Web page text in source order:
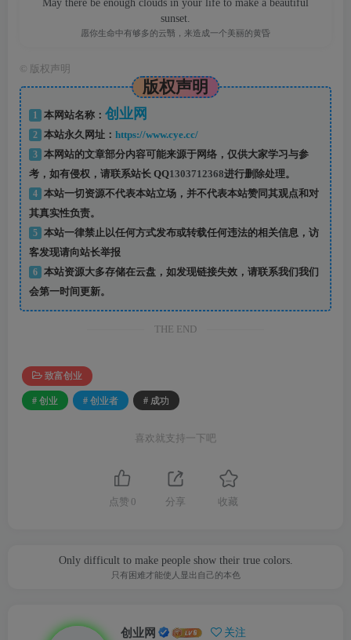
May there be enough clouds in your life to make a beautiful
sunset.
愿你生命中有够多的云翳，来造成一个美丽的黄昏
版权声明
版权声明
1 本网站名称： 创业网
2 本站永久网址： https://www.cye.cc/
3
本网站的文章部分内容可能来源于网络，仅供大家学习与参
考，如有侵权，请联系站长 QQ1303712368进行删除处理。
4
本站一切资源不代表本站立场，并不代表本站赞同其观点和对
其真实性负责。
5
本站一律禁止以任何方式发布或转载任何违法的相关信息，访
客发现请向站长举报
6
本站资源大多存储在云盘，如发现链接失效，请联系我们我们
会第一时间更新。
THE END
致富创业
# 创业 # 创业者 # 成功
喜欢就支持一下吧
点赞 0 分享 收藏
Only difficult to make people show their true colors.
只有困难才能使人显出自己的本色
创业网 关注